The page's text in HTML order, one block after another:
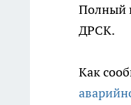
Полный
ДРСК.
Как